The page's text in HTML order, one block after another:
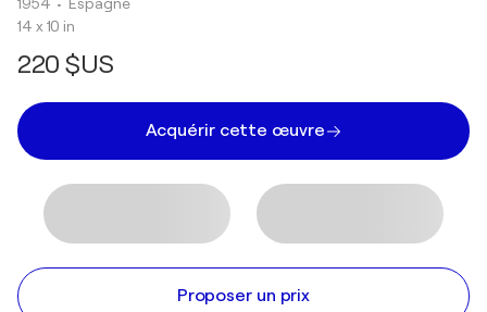
14 x 10 in
220 $US
Acquérir cette œuvre
Proposer un prix